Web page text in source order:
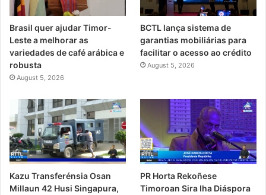
Brasil quer ajudar Timor-
Leste a melhorar as
variedades de café arábica e
robusta
August 5, 2026
BCTL lança sistema de
garantias mobiliárias para
facilitar o acesso ao crédito
August 5, 2026
Kazu Transferénsia Osan
Millaun 42 Husi Singapura,
PR Horta Rekoñese
Timoroan Sira Iha Diáspora